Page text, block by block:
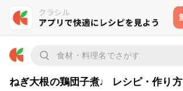
ねぎ大根の鶏団子煮♩ レシピ・作り方